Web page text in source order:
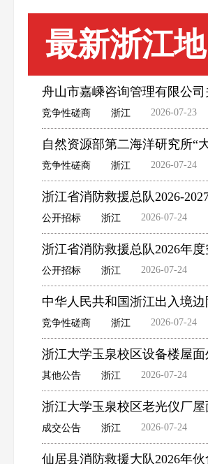
最新浙江
舟山市嘉嵊咨询管理有限公
竞争性磋商 浙江 2026-07-23
自然资源部第二海洋研究所“
竞争性磋商 浙江 2026-07-24
浙江省消防救援总队2026-
公开招标 浙江 2026-07-24
浙江省消防救援总队2026年
公开招标 浙江 2026-07-24
中华人民共和国浙江出入境
竞争性磋商 浙江 2026-07-24
浙江大学玉泉校区设备楼屋
其他公告 浙江 2026-07-24
浙江大学玉泉校区老光仪厂
成交公告 浙江 2026-07-24
仙居县消防救援大队2026年